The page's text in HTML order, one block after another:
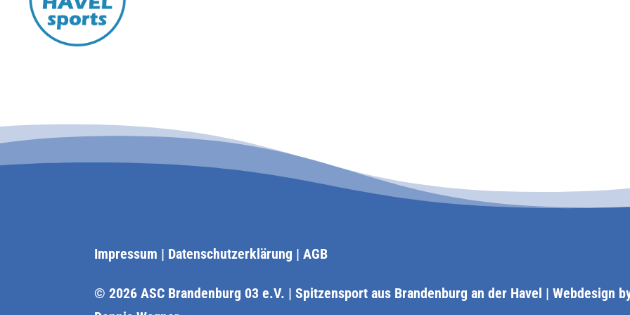
Impressum | Datenschutzerklärung |AGB
© 2026 ASC Brandenburg 03 e.V. | Spitzensport aus Brandenburg an der Havel | Webdesign